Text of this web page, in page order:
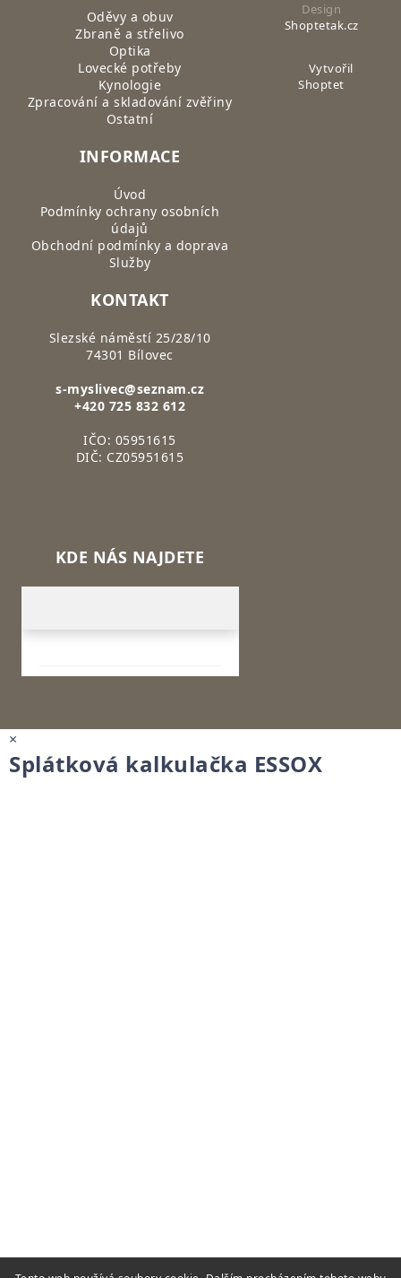
Oděvy a obuv
Zbraně a střelivo
Optika
Lovecké potřeby
Kynologie
Zpracování a skladování zvěřiny
Ostatní
INFORMACE
Úvod
Podmínky ochrany osobních
údajů
Obchodní podmínky a doprava
Služby
KONTAKT
Slezské náměstí 25/28/10
74301 Bílovec
s-myslivec@seznam.cz
+420 725 832 612
IČO: 05951615
DIČ: CZ05951615
KDE NÁS NAJDETE
Design
Shoptetak.cz
Vytvořil
Shoptet
×
Splátková kalkulačka ESSOX